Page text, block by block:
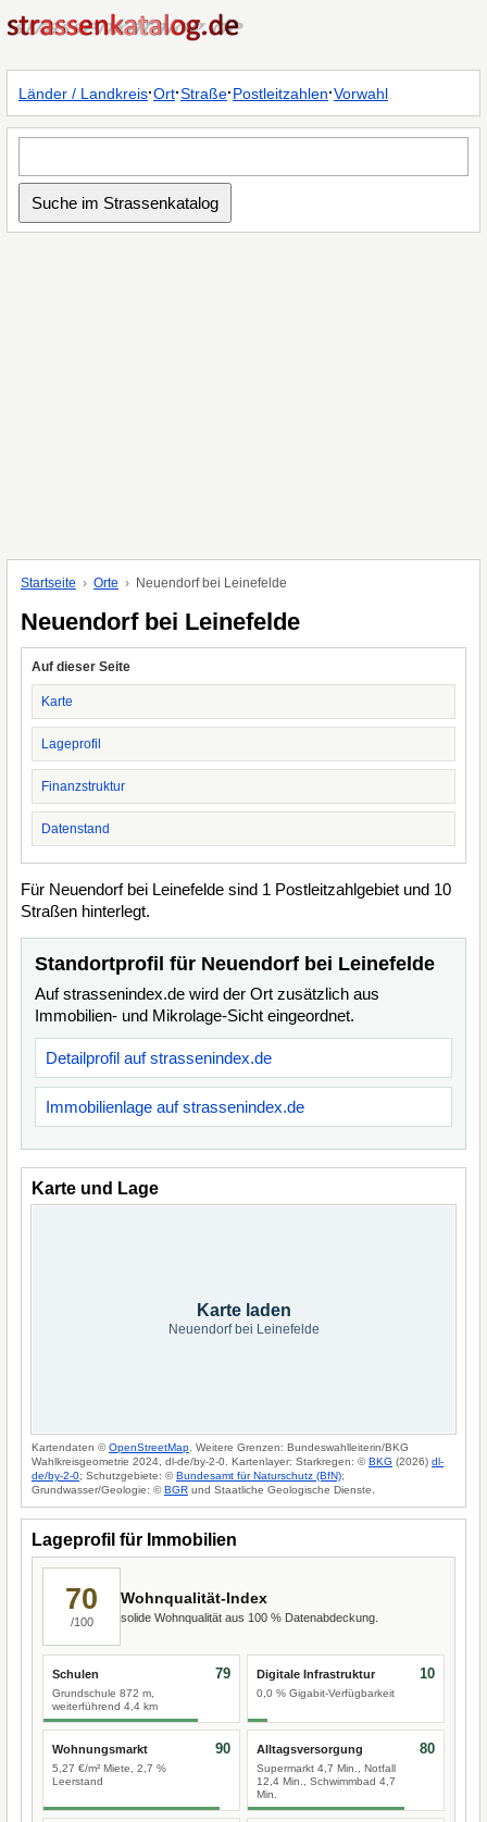
Länder / Landkreis·Ort·Straße·Postleitzahlen·Vorwahl
Startseite Orte Neuendorf bei Leinefelde
Neuendorf bei Leinefelde
Auf dieser Seite
Karte
Lageprofil
Finanzstruktur
Datenstand
Für Neuendorf bei Leinefelde sind 1 Postleitzahlgebiet und 10
Straßen hinterlegt.
Standortprofil für Neuendorf bei Leinefelde
Auf strassenindex.de wird der Ort zusätzlich aus
Immobilien- und Mikrolage-Sicht eingeordnet.
Detailprofil auf strassenindex.de
Immobilienlage auf strassenindex.de
Karte und Lage
Karte laden
Neuendorf bei Leinefelde
Kartendaten ©OpenStreetMap . Weitere Grenzen: Bundeswahlleiterin/BKG
Wahlkreisgeometrie 2024, dl-de/by-2-0. Kartenlayer: Starkregen: ©BKG (2026) dl-
de/by-2-0; Schutzgebiete: ©Bundesamt für Naturschutz (BfN);
Grundwasser/Geologie: ©BGR und Staatliche Geologische Dienste.
Lageprofil für Immobilien
70
/100
Wohnqualität-Index
solide Wohnqualität aus 100 % Datenabdeckung.
Schulen
Grundschule 872 m,
weiterführend 4,4 km
79 Digitale Infrastruktur
0,0 % Gigabit-Verfügbarkeit
10
Wohnungsmarkt
5,27 €/m² Miete, 2,7 %
Leerstand
90 Alltagsversorgung
Supermarkt 4,7 Min., Notfall
12,4 Min., Schwimmbad 4,7
Min.
80